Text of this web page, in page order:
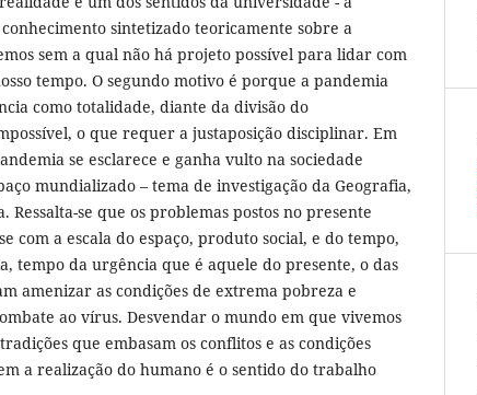
sintetizado teoricamente sobre a
sem a qual não há projeto possível para lidar com
tempo. O segundo motivo é porque a pandemia
como totalidade, diante da divisão do
o que requer a justaposição disciplinar. Em
se esclarece e ganha vulto na sociedade
mundializado – tema de investigação da Geografia,
Ressalta-se que os problemas postos no presente
com a escala do espaço, produto social, e do tempo,
tempo da urgência que é aquele do presente, o das
amenizar as condições de extrema pobreza e
ao vírus. Desvendar o mundo em que vivemos
que embasam os conflitos e as condições
a realização do humano é o sentido do trabalho